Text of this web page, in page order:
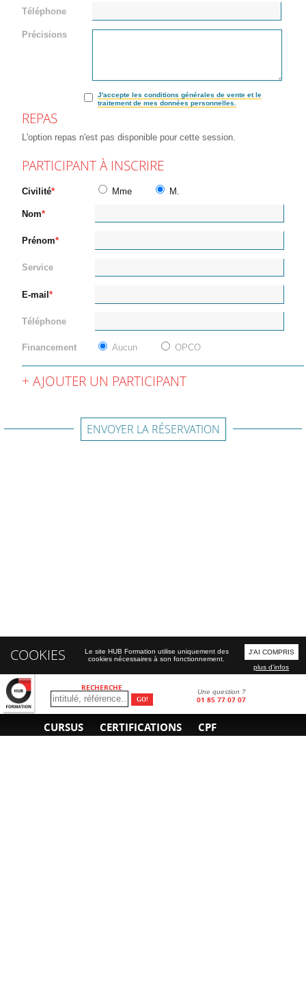
RECHERCHE Une question ?
01 85 77 07 07
CURSUS CERTIFICATIONS CPF
Téléphone
Précisions
J'accepte les conditions générales de vente et le
traitement de mes données personnelles.
REPAS
L'option repas n'est pas disponible pour cette session.
PARTICIPANT À INSCRIRE
Civilité Mme M.
Nom
Prénom
Service
E-mail
Téléphone
Financement Aucun OPCO
AJOUTER UN PARTICIPANT
ENVOYER LA RÉSERVATION
COOKIES
Le site HUB Formation utilise uniquement des
cookies nécessaires à son fonctionnement.
J'AI COMPRIS
plus d'infos